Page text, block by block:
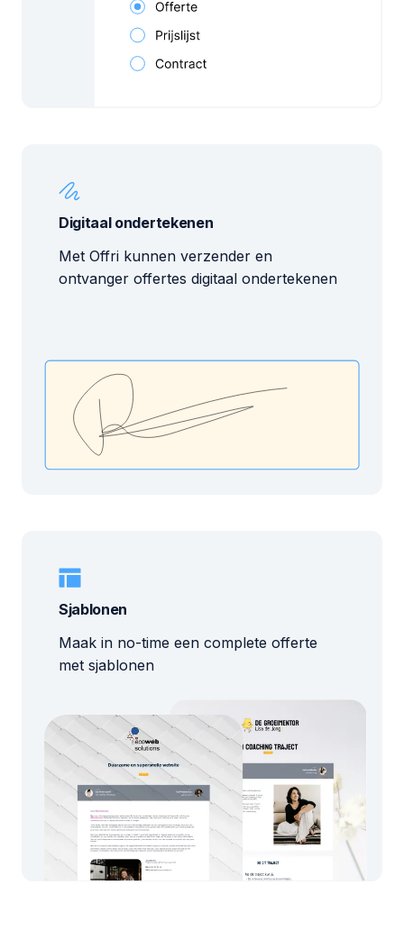
Digitaal ondertekenen
Met Offri kunnen verzender en
ontvanger offertes digitaal ondertekenen
Sjablonen
Maak in no-time een complete offerte
met sjablonen